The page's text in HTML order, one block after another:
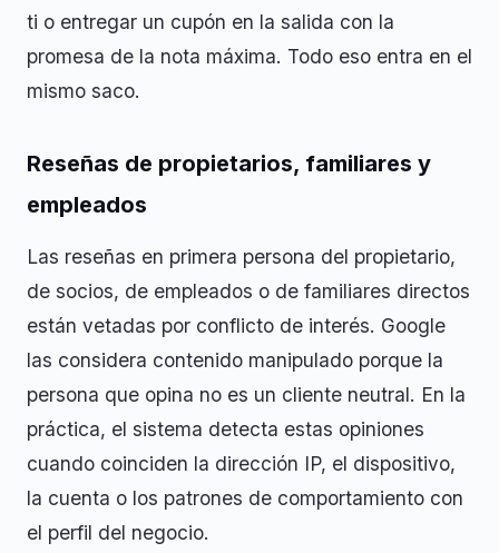
ti o entregar un cupón en la salida con la
promesa de la nota máxima. Todo eso entra en el
mismo saco.
Reseñas de propietarios, familiares y
empleados
Las reseñas en primera persona del propietario,
de socios, de empleados o de familiares directos
están vetadas por conflicto de interés. Google
las considera contenido manipulado porque la
persona que opina no es un cliente neutral. En la
práctica, el sistema detecta estas opiniones
cuando coinciden la dirección IP, el dispositivo,
la cuenta o los patrones de comportamiento con
el perfil del negocio.